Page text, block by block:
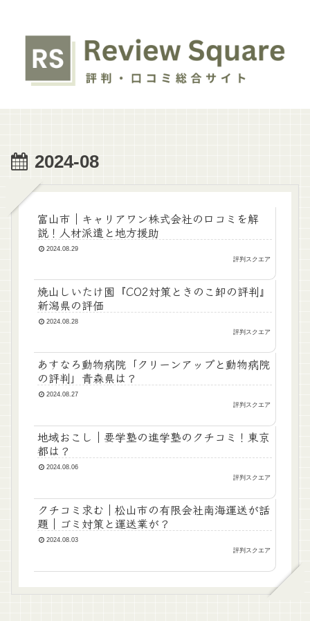
2024-08
富山市｜キャリアワン株式会社の口コミを解
説！人材派遣と地方援助
2024.08.29
評判スクエア
焼山しいたけ園『CO2対策ときのこ卸の評判』
新潟県の評価
2024.08.28
評判スクエア
あすなろ動物病院「クリーンアップと動物病院
の評判」青森県は？
2024.08.27
評判スクエア
地域おこし｜要学塾の進学塾のクチコミ！東京
都は？
2024.08.06
評判スクエア
クチコミ求む｜松山市の有限会社南海運送が話
題｜ゴミ対策と運送業が？
2024.08.03
評判スクエア